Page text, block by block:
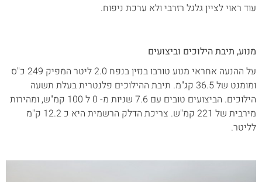
עוד ראוי לציין גלגל רזרבי ולא ערכת ניפוח.
מנוע, תיבת הילוכים וביצועים
על ההנעה אחראי מנוע טורבו בנזין בנפח 2.0 ליטר המפיק 249 כ"ס
ומומנט של 36.5 קג"מ. תיבת ההילוכים פלנטרית בעלת תשעה
הילוכים. הביצועים טובים עם 7.6 שניות מ- 0 ל 100 קמ"ש, ומהירות
מירבית של 221 קמ"ש. צריכת הדלק הרשמית היא כ 12.2 ק"מ
לליטר.